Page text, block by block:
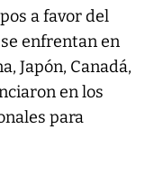
a favor del
enfrentan en
Japón, Canadá,
en los
para